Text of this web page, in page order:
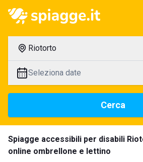
Riotorto
Seleziona date
Cerca
Spiagge accessibili per disabili
online ombrellone e lettino